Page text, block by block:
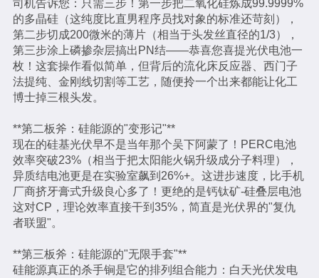
司机告诉您：只需三步！第一步把二氧化硅炼成99.9999%
的多晶硅（这纯度比直男程序员找对象的标准还苛刻），
第二步切成200微米的薄片（相当于头发丝直径的1/3），
第三步涂上磷掺杂层搞出PN结——恭喜您喜提光伏电池一
枚！这套操作看似简单，但背后的流化床反应器、西门子
法提纯、金刚线切割等工艺，随便拎一个出来都能让化工
博士掉三根头发。
**第二板斧：硅能源的"变形记"**
现在的硅基光伏早不是当年那个吴下阿蒙了！PERC电池
效率突破23%（相当于把太阳能火锅升级成分子料理），
异质结电池更是在实验室飙到26%+。这进步速度，比手机
厂商挤牙膏式升级良心多了！更绝的是钙钛矿-硅叠层电池
这对CP，理论效率直接干到35%，简直是光伏界的"复仇
者联盟"。
**第三板斧：硅能源的"无限手套"**
硅能源真正的杀手锏是它的排列组合能力：白天光伏发电